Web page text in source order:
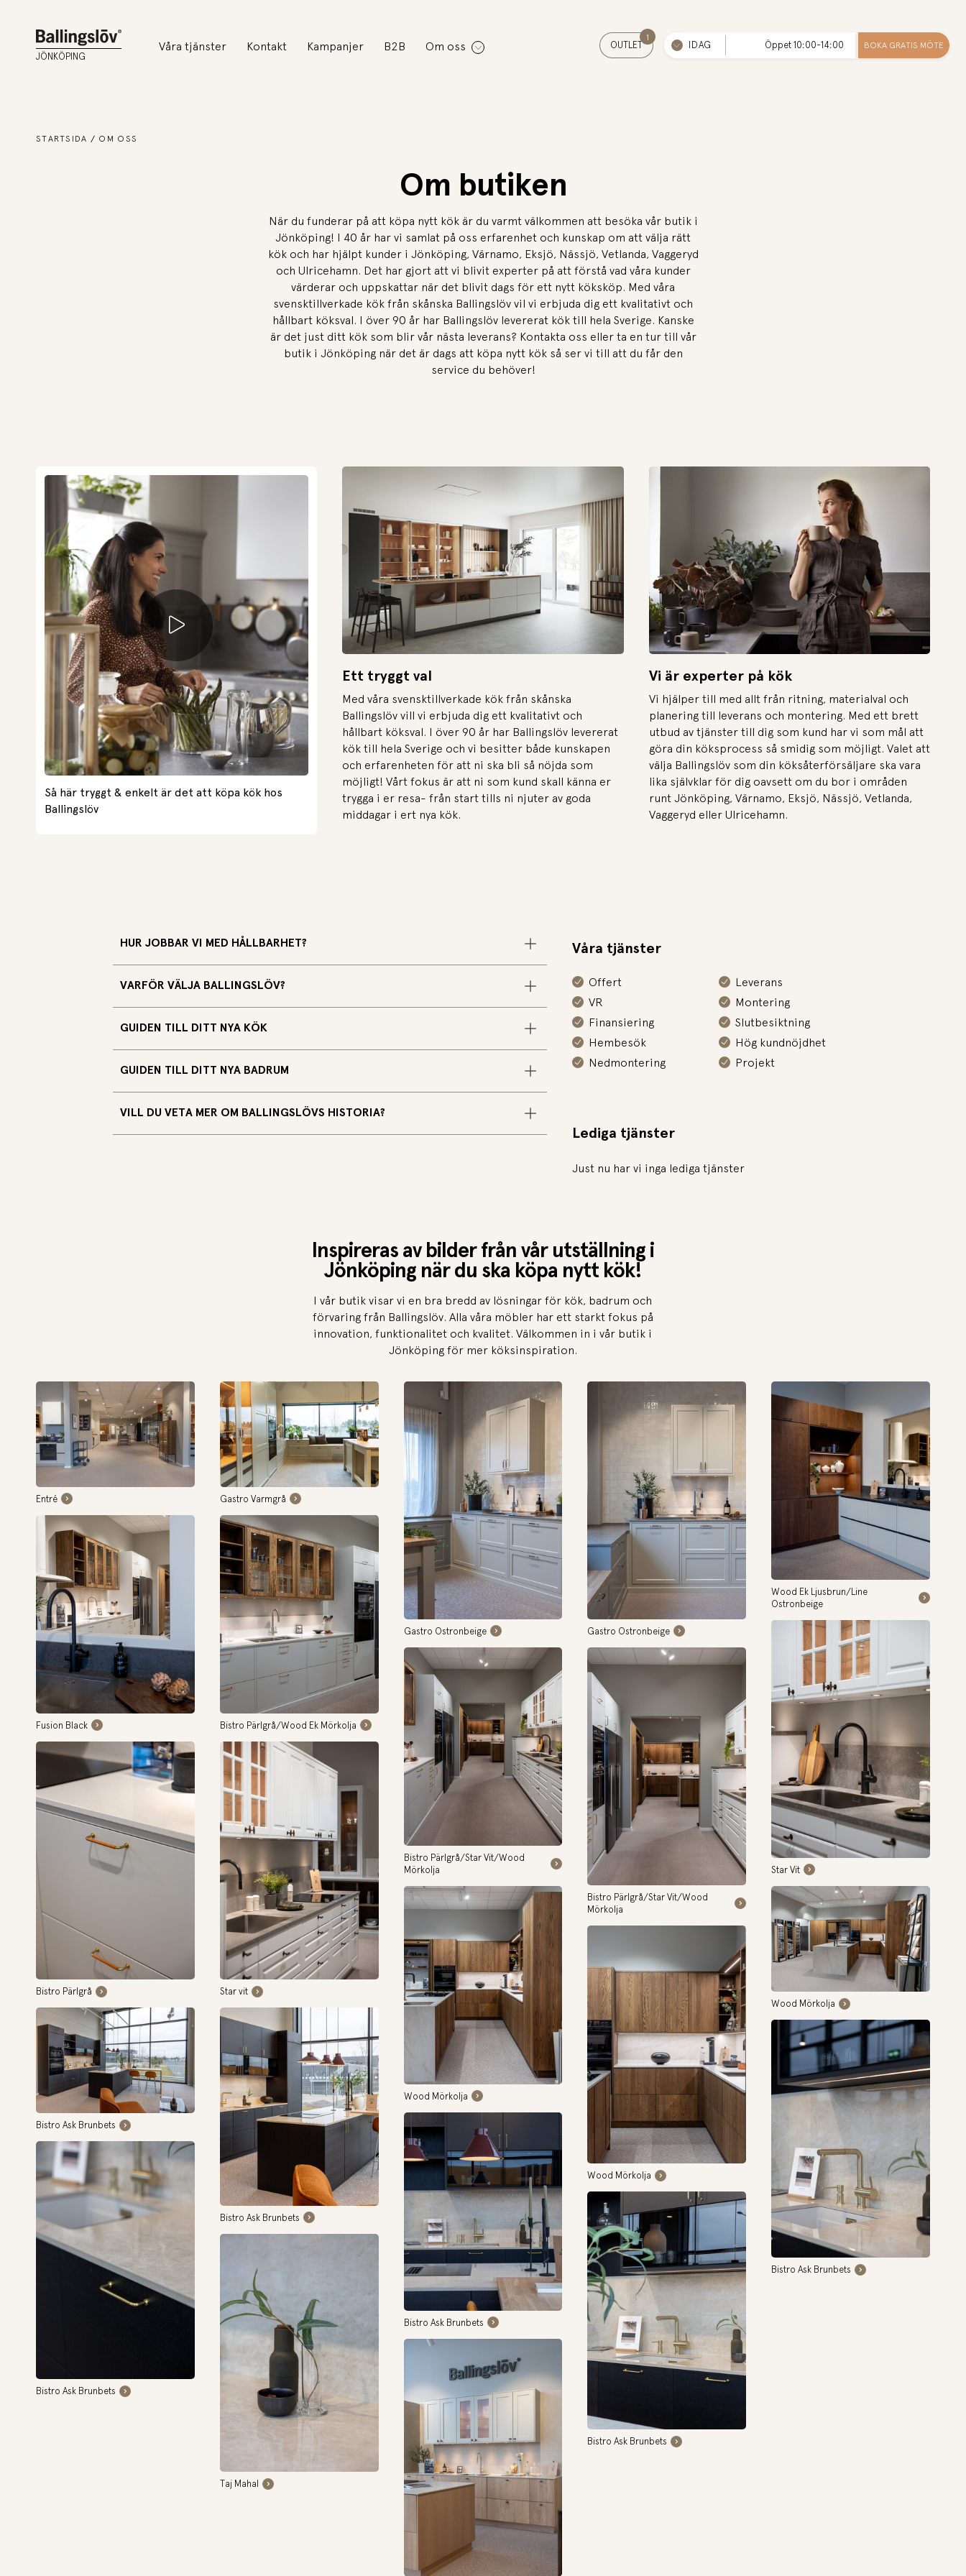
JÖNKÖPING
Våra tjänster Kontakt Kampanjer B2B Om oss OUTLET
1
IDAG Öppet 10:00-14:00 BOKA GRATIS MÖTE
STARTSIDA OM OSS
Om butiken
När du funderar på att köpa nytt kök är du varmt välkommen att besöka vår butik i
Jönköping! I 40 år har vi samlat på oss erfarenhet och kunskap om att välja rätt
kök och har hjälpt kunder i Jönköping, Värnamo, Eksjö, Nässjö, Vetlanda, Vaggeryd
och Ulricehamn. Det har gjort att vi blivit experter på att förstå vad våra kunder
värderar och uppskattar när det blivit dags för ett nytt köksköp. Med våra
svensktillverkade kök från skånska Ballingslöv vil vi erbjuda dig ett kvalitativt och
hållbart köksval. I över 90 år har Ballingslöv levererat kök till hela Sverige. Kanske
är det just ditt kök som blir vår nästa leverans? Kontakta oss eller ta en tur till vår
butik i Jönköping när det är dags att köpa nytt kök så ser vi till att du får den
service du behöver!
Så här tryggt & enkelt är det att köpa kök hos
Ballingslöv
Ett tryggt val
Med våra svensktillverkade kök från skånska
Ballingslöv vill vi erbjuda dig ett kvalitativt och
hållbart köksval. I över 90 år har Ballingslöv levererat
kök till hela Sverige och vi besitter både kunskapen
och erfarenheten för att ni ska bli så nöjda som
möjligt! Vårt fokus är att ni som kund skall känna er
trygga i er resa- från start tills ni njuter av goda
middagar i ert nya kök.
Vi är experter på kök
Vi hjälper till med allt från ritning, materialval och
planering till leverans och montering. Med ett brett
utbud av tjänster till dig som kund har vi som mål att
göra din köksprocess så smidig som möjligt. Valet att
välja Ballingslöv som din köksåterförsäljare ska vara
lika självklar för dig oavsett om du bor i områden
runt Jönköping, Värnamo, Eksjö, Nässjö, Vetlanda,
Vaggeryd eller Ulricehamn.
HUR JOBBAR VI MED HÅLLBARHET?
VARFÖR VÄLJA BALLINGSLÖV?
GUIDEN TILL DITT NYA KÖK
GUIDEN TILL DITT NYA BADRUM
VILL DU VETA MER OM BALLINGSLÖVS HISTORIA?
Våra tjänster
Offert
VR
Finansiering
Hembesök
Nedmontering
Leverans
Montering
Slutbesiktning
Hög kundnöjdhet
Projekt
Lediga tjänster
Just nu har vi inga lediga tjänster
Inspireras av bilder från vår utställning i
Jönköping när du ska köpa nytt kök!
I vår butik visar vi en bra bredd av lösningar för kök, badrum och
förvaring från Ballingslöv. Alla våra möbler har ett starkt fokus på
innovation, funktionalitet och kvalitet. Välkommen in i vår butik i
Jönköping för mer köksinspiration.
Entré
Fusion Black
Bistro Pärlgrå
Bistro Ask Brunbets
Bistro Ask Brunbets
Gastro Varmgrå
Bistro Pärlgrå/Wood Ek Mörkolja
Star vit
Bistro Ask Brunbets
Taj Mahal
Gastro Ostronbeige
Bistro Pärlgrå/Star Vit/Wood
Mörkolja
Wood Mörkolja
Bistro Ask Brunbets
Gastro Ostronbeige
Bistro Pärlgrå/Star Vit/Wood
Mörkolja
Wood Mörkolja
Bistro Ask Brunbets
Wood Ek Ljusbrun/Line
Ostronbeige
Star Vit
Wood Mörkolja
Bistro Ask Brunbets